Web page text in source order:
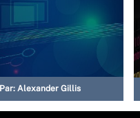
Par: Alexander Gillis